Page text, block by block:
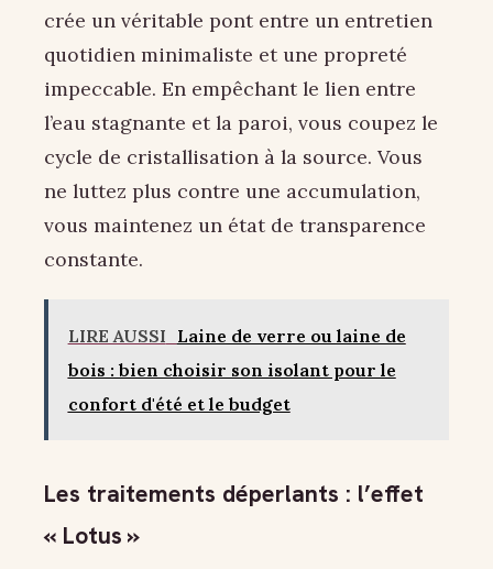
crée un véritable pont entre un entretien
quotidien minimaliste et une propreté
impeccable. En empêchant le lien entre
l’eau stagnante et la paroi, vous coupez le
cycle de cristallisation à la source. Vous
ne luttez plus contre une accumulation,
vous maintenez un état de transparence
constante.
LIRE AUSSI Laine de verre ou laine de
bois : bien choisir son isolant pour le
confort d'été et le budget
Les traitements déperlants : l’effet
« Lotus »